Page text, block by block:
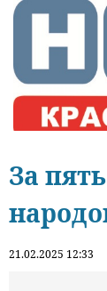
За
21.02.2025 12:33